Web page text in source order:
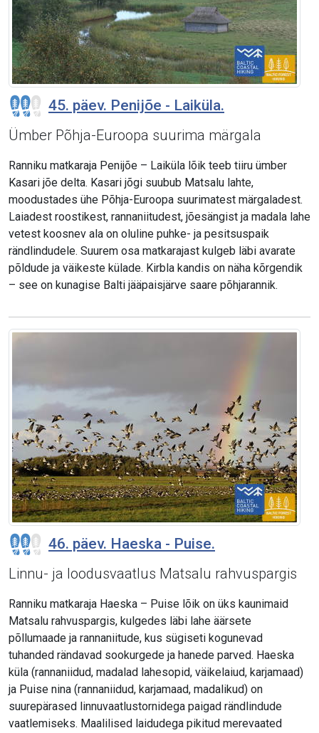
45. päev. Penijõe - Laiküla.
Ümber Põhja-Euroopa suurima märgala
Ranniku matkaraja Penijõe – Laiküla lõik teeb tiiru ümber
Kasari jõe delta. Kasari jõgi suubub Matsalu lahte,
moodustades ühe Põhja-Euroopa suurimatest märgaladest.
Laiadest roostikest, rannaniitudest, jõesängist ja madala lahe
vetest koosnev ala on oluline puhke- ja pesitsuspaik
rändlindudele. Suurem osa matkarajast kulgeb läbi avarate
põldude ja väikeste külade. Kirbla kandis on näha kõrgendik
– see on kunagise Balti jääpaisjärve saare põhjarannik.
46. päev. Haeska - Puise.
Linnu- ja loodusvaatlus Matsalu rahvuspargis
Ranniku matkaraja Haeska – Puise lõik on üks kaunimaid
Matsalu rahvuspargis, kulgedes läbi lahe äärsete
põllumaade ja rannaniitude, kus sügiseti kogunevad
tuhanded rändavad sookurgede ja hanede parved. Haeska
küla (rannaniidud, madalad lahesopid, väikelaiud, karjamaad)
ja Puise nina (rannaniidud, karjamaad, madalikud) on
suurepärased linnuvaatlustornidega paigad rändlindude
vaatlemiseks. Maalilised laidudega pikitud merevaated